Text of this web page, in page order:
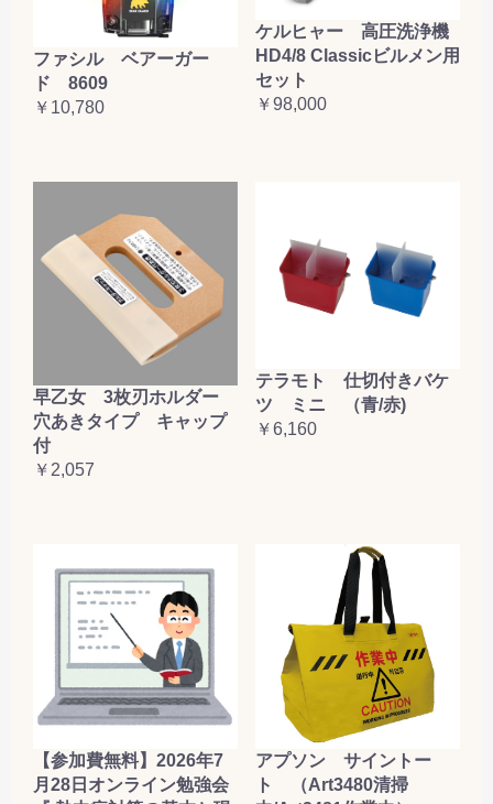
ファシル ベアーガー
ド 8609
￥10,780
ケルヒャー 高圧洗浄機
HD4/8 Classicビルメン用
セット
￥98,000
早乙女 3枚刃ホルダー
穴あきタイプ キャップ
付
￥2,057
テラモト 仕切付きバケ
ツ ミニ （青/赤)
￥6,160
【参加費無料】2026年7
月28日オンライン勉強会
アプソン サイントー
ト （Art3480清掃